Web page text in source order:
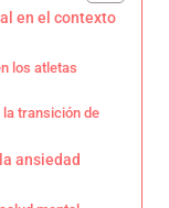
en el contexto
los atletas
transición de
ansiedad